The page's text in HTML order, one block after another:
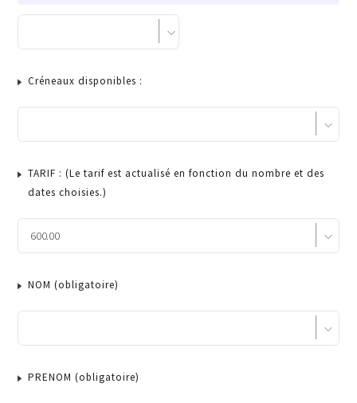
Créneaux disponibles :
TARIF : (Le tarif est actualisé en fonction du nombre et des
dates choisies.)
NOM(obligatoire)
PRENOM(obligatoire)